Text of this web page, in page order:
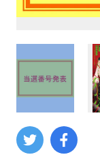
ミリタリー